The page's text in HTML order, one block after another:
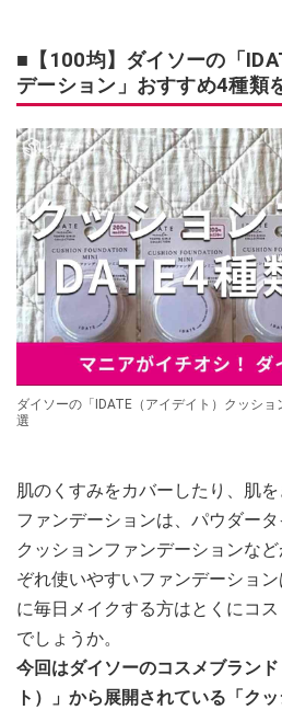
■【100均】ダイソーの「
デーション」おすすめ4種類
ダイソーの「IDATE（アイデイト）クッシ
選
肌のくすみをカバーしたり、肌
ファンデーションは、パウダータ
クッションファンデーションな
ぞれ使いやすいファンデーショ
に毎日メイクする方はとくにコ
でしょうか。
今回はダイソーのコスメブラン
ト）」から展開されている「ク